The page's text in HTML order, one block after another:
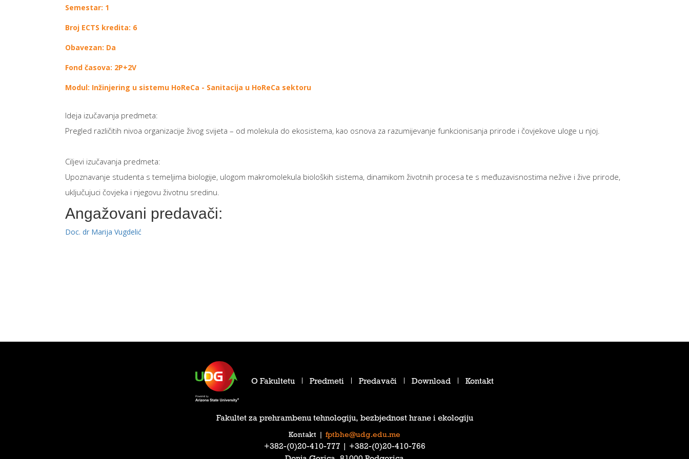
Semestar: 1
Broj ECTS kredita: 6
Obavezan: Da
Fond časova: 2P+2V
Modul: Inžinjering u sistemu HoReCa - Sanitacija u HoReCa sektoru
Ideja izučavanja predmeta:
Pregled različitih nivoa organizacije živog svijeta – od molekula do ekosistema, kao osnova za razumijevanje funkcionisanja prirode i čovjekove uloge u njoj.
Ciljevi izučavanja predmeta:
Upoznavanje studenta s temeljima biologije, ulogom makromolekula bioloških sistema, dinamikom životnih procesa te s međuzavisnostima nežive i žive prirode,
uključujuci čovjeka i njegovu životnu sredinu.
Angažovani predavači:
Doc. dr Marija Vugdelić
O Fakultetu Predmeti Predavači Download Kontakt
Fakultet za prehrambenu tehnologiju, bezbjednost hrane i ekologiju
Kontakt fptbhe@udg.edu.me
‎+382-(0)20-410-777‎ | ‎+382-(0)20-410-766‎